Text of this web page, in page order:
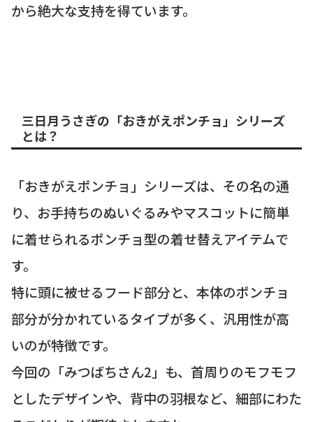
から絶大な支持を得ています。
三日月うさぎの「おきがえポンチョ」シリーズ
とは？
「おきがえポンチョ」シリーズは、その名の通
り、お手持ちのぬいぐるみやマスコットに簡単
に着せられるポンチョ型の着せ替えアイテムで
す。
特に頭に被せるフード部分と、本体のポンチョ
部分が分かれているタイプが多く、汎用性が高
いのが特徴です。
今回の「みつばちさん2」も、首周りのモフモフ
としたデザインや、背中の羽根など、細部にわた